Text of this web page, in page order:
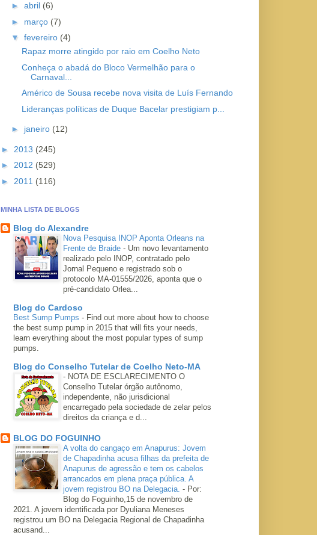
► abril (6)
► março (7)
▼ fevereiro (4)
Rapaz morre atingido por raio em Coelho Neto
Conheça o abadá do Bloco Vermelhão para o
Carnaval...
Américo de Sousa recebe nova visita de Luís Fernando
Lideranças políticas de Duque Bacelar prestigiam p...
► janeiro (12)
► 2013 (245)
► 2012 (529)
► 2011 (116)
MINHA LISTA DE BLOGS
Blog do Alexandre
Nova Pesquisa INOP Aponta Orleans na
Frente de Braide - Um novo levantamento
realizado pelo INOP, contratado pelo
Jornal Pequeno e registrado sob o
protocolo MA-01555/2026, aponta que o
pré-candidato Orlea...
Blog do Cardoso
Best Sump Pumps - Find out more about how to choose
the best sump pump in 2015 that will fits your needs,
learn everything about the most popular types of sump
pumps.
Blog do Conselho Tutelar de Coelho Neto-MA
- NOTA DE ESCLARECIMENTO O
Conselho Tutelar órgão autônomo,
independente, não jurisdicional
encarregado pela sociedade de zelar pelos
direitos da criança e d...
BLOG DO FOGUINHO
A volta do cangaço em Anapurus: Jovem
de Chapadinha acusa filhas da prefeita de
Anapurus de agressão e tem os cabelos
arrancados em plena praça pública. A
jovem registrou BO na Delegacia. - Por:
Blog do Foguinho,15 de novembro de
2021. A jovem identificada por Dyuliana Meneses
registrou um BO na Delegacia Regional de Chapadinha
acusand...